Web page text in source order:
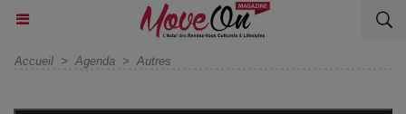
Accueil > Agenda > Autres